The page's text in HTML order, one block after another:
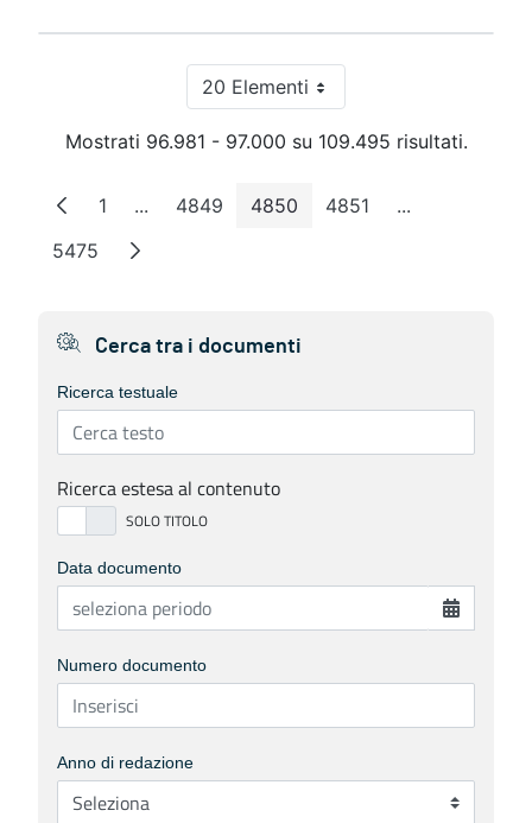
20 ElementiPer pagina
Mostrati 96.981 - 97.000 su 109.495 risultati.
Pagina
1 ...Pagine intermedie
Pagina
4849 Pagina
4850 Pagina
4851 ...Pagine
Pagina
5475
Cerca tra i documenti
Ricerca testuale
Ricerca estesa al contenuto
Data documento
Numero documento
Anno di redazione